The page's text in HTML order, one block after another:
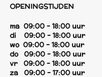
OPENINGSTIJDEN
ma 09:00 - 18:00 uur
di 09:00 - 18:00 uur
wo 09:00 - 18:00 uur
do 09:00 - 18:00 uur
vr 09:00 - 18:00 uur
za 09:00 - 17:00 uur